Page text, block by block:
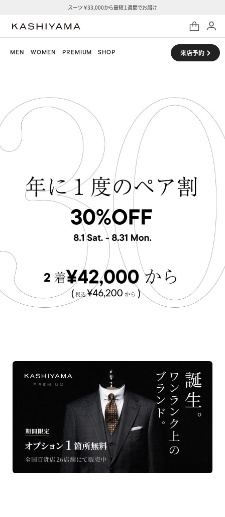
スーツ ￥33,000から最短１週間でお届け
MEN WOMEN PREMIUM SHOP 来店予約